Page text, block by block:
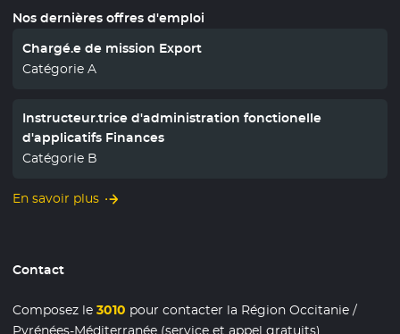
Nos dernières offres d'emploi
Chargé.e de mission Export
Catégorie A
Instructeur.trice d'administration fonctionelle
d'applicatifs Finances
Catégorie B
En savoir plus
Contact
Composez le3010 pour contacter la Région Occitanie /
Pyrénées-Méditerranée (service et appel gratuits)